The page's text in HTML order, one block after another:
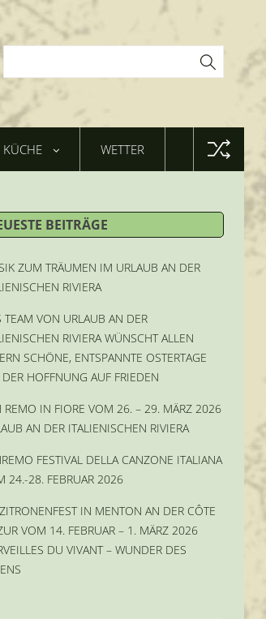
KÜCHE WETTER
BEITRÄGE
ZUM TRÄUMEN IM URLAUB AN DER
RIVIERA
TEAM VON URLAUB AN DER
RIVIERA WÜNSCHT ALLEN
SCHÖNE, ENTSPANNTE OSTERTAGE
HOFFNUNG AUF FRIEDEN
REMO IN FIORE VOM 26. – 29. MÄRZ 2026
AN DER ITALIENISCHEN RIVIERA
FESTIVAL DELLA CANZONE ITALIANA
24.-28. FEBRUAR 2026
IN MENTON AN DER CÔTE
VOM 14. FEBRUAR – 1. MÄRZ 2026
DU VIVANT – WUNDER DES